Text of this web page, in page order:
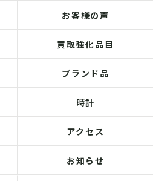
お客様の声
買取強化品目
ブランド品
時計
アクセス
お知らせ